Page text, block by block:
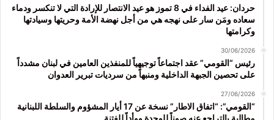
حردان: عيد الفداء في 8 تموز هو عيد الانتصار للإرادة التي لا تنكسر ودماء
سعاده ومَن سار على نهجه هي من أجل نهضة الأمة وحريتها وسيادتها
وكرامتها
30/06/2026
رئيس “القومي” عقد اجتماعاً توجيهياً للمنفذين العامين في لبنان مشدداً
على تحصين الجبهة الداخلية ومنبهاً من سرديات تبرير العدوان
27/06/2026
“القومي”: “اتفاق الاطار” نسخة عن 17 أيار المشؤوم والسلطة اللبنانية
مطالبة بالتراجع عنه صوناً للوحدة ووأداً للفتنة